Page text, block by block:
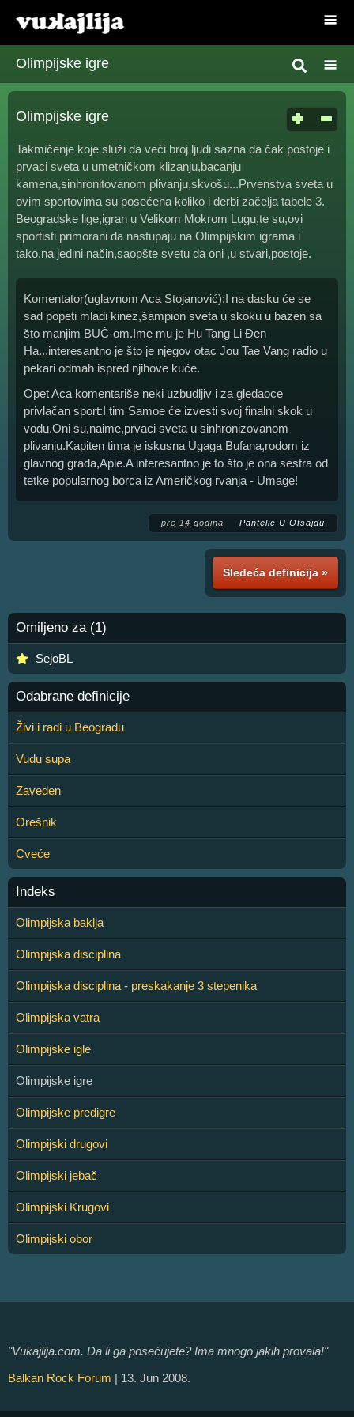
Olimpijske igre
Olimpijske igre
Takmičenje koje služi da veći broj ljudi sazna da čak postoje i
prvaci sveta u umetničkom klizanju,bacanju
kamena,sinhronitovanom plivanju,skvošu...Prvenstva sveta u
ovim sportovima su posećena koliko i derbi začelja tabele 3.
Beogradske lige,igran u Velikom Mokrom Lugu,te su,ovi
sportisti primorani da nastupaju na Olimpijskim igrama i
tako,na jedini način,saopšte svetu da oni ,u stvari,postoje.
Komentator(uglavnom Aca Stojanović):I na dasku će se
sad popeti mladi kinez,šampion sveta u skoku u bazen sa
što manjim BUĆ-om.Ime mu je Hu Tang Li Đen
Ha...interesantno je što je njegov otac Jou Tae Vang radio u
pekari odmah ispred njihove kuće.
Opet Aca komentariše neki uzbudljiv i za gledaoce
privlačan sport:I tim Samoe će izvesti svoj finalni skok u
vodu.Oni su,naime,prvaci sveta u sinhronizovanom
plivanju.Kapiten tima je iskusna Ugaga Bufana,rodom iz
glavnog grada,Apie.A interesantno je to što je ona sestra od
tetke popularnog borca iz Američkog rvanja - Umage!
pre 14 godina Pantelic U Ofsajdu
Sledeća definicija »
Omiljeno za (1)
SejoBL
Odabrane definicije
Živi i radi u Beogradu
Vudu supa
Zaveden
Orešnik
Cveće
Indeks
Olimpijska baklja
Olimpijska disciplina
Olimpijska disciplina - preskakanje 3 stepenika
Olimpijska vatra
Olimpijske igle
Olimpijske igre
Olimpijske predigre
Olimpijski drugovi
Olimpijski jebač
Olimpijski Krugovi
Olimpijski obor
"Vukajlija.com. Da li ga posećujete? Ima mnogo jakih provala!"
Balkan Rock Forum | 13. Jun 2008.